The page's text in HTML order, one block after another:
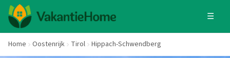
☰
Home Oostenrijk Tirol Hippach-Schwendberg